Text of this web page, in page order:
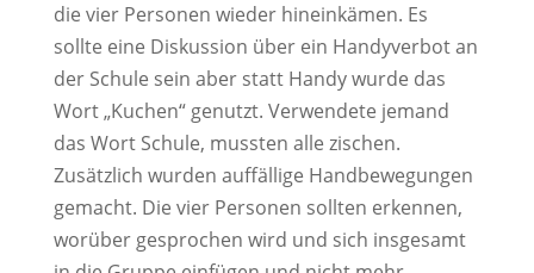
die vier Personen wieder hineinkämen. Es
sollte eine Diskussion über ein Handyverbot an
der Schule sein aber statt Handy wurde das
Wort „Kuchen“ genutzt. Verwendete jemand
das Wort Schule, mussten alle zischen.
Zusätzlich wurden auffällige Handbewegungen
gemacht. Die vier Personen sollten erkennen,
worüber gesprochen wird und sich insgesamt